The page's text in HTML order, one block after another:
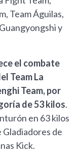
Team Águilas,
y
el combate
Team La
Team, por
de 53 kilos.
en 63 kilos
de
Kick.